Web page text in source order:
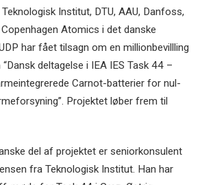
Institut, DTU, AAU, Danfoss,
Atomics i det danske
har fået tilsagn om en millionbevillling
deltagelse i IEA IES Task 44 –
Carnot-batterier for nul-
Projektet løber frem til
del af projektet er seniorkonsulent
fra Teknologisk Institut. Han har